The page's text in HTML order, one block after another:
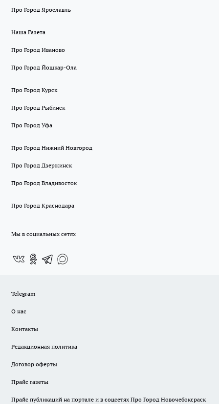
Про Город Ярославль
Наша Газета
Про Город Иваново
Про Город Йошкар-Ола
Про Город Курск
Про Город Рыбинск
Про Город Уфа
Про Город Нижний Новгород
Про Город Дзержинск
Про Город Владивосток
Про Город Краснодара
Мы в социальных сетях
Telegram
О нас
Контакты
Редакционная политика
Договор оферты
Прайс газеты
Прайс публикаций на портале и в соцсетях Про Город Новочебоксраск